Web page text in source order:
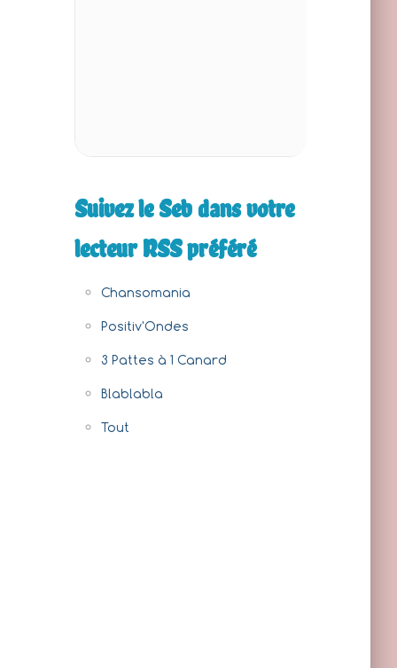
Suivez le Seb dans votre
lecteur RSS préféré
Chansomania
Positiv'Ondes
3 Pattes à 1 Canard
Blablabla
Tout